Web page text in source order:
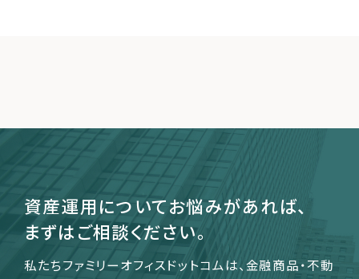
資産運用についてお悩みがあれば、
まずはご相談ください。
私たちファミリーオフィスドットコムは、金融商品・不動